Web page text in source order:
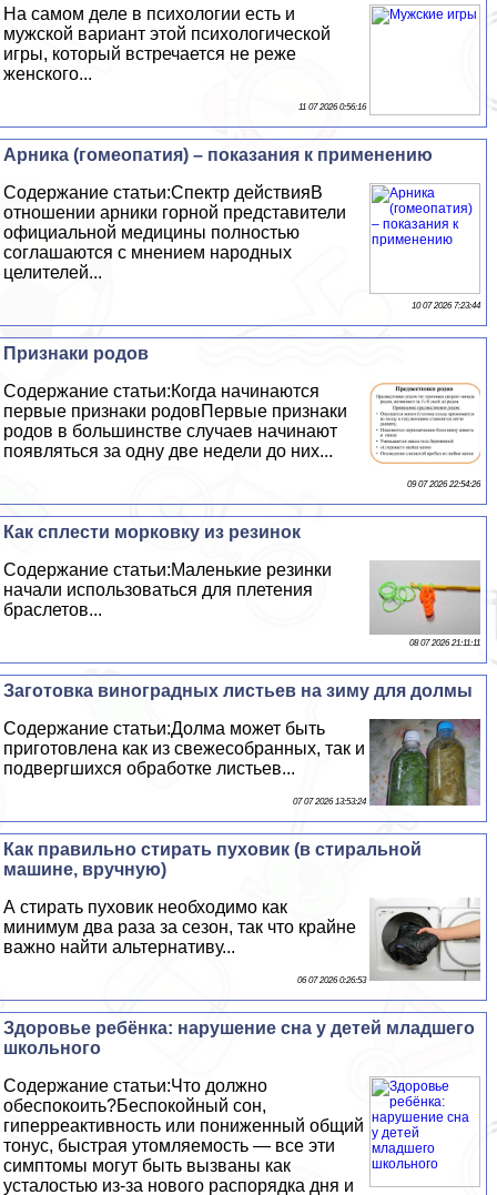
На самом деле в психологии есть и
мужской вариант этой психологической
игры, который встречается не реже
женского...
11 07 2026 0:56:16
Арника (гомеопатия) – показания к применению
Содержание статьи:Спектр действияВ
отношении арники горной представители
официальной медицины полностью
соглашаются с мнением народных
целителей...
10 07 2026 7:23:44
Признаки родов
Содержание статьи:Когда начинаются
первые признаки родовПервые признаки
родов в большинстве случаев начинают
появляться за одну две недели до них...
09 07 2026 22:54:26
Как сплести морковку из резинок
Содержание статьи:Маленькие резинки
начали использоваться для плетения
браслетов...
08 07 2026 21:11:11
Заготовка виноградных листьев на зиму для долмы
Содержание статьи:Долма может быть
приготовлена как из свежесобранных, так и
подвергшихся обработке листьев...
07 07 2026 13:53:24
Как правильно стирать пуховик (в стиральной
машине, вручную)
А стирать пуховик необходимо как
минимум два раза за сезон, так что крайне
важно найти альтернативу...
06 07 2026 0:26:53
Здоровье ребёнка: нарушение сна у детей младшего
школьного
Содержание статьи:Что должно
обеспокоить?Беспокойный сон,
гиперреактивность или пониженный общий
тонус, быстрая утомляемость — все эти
симптомы могут быть вызваны как
усталостью из-за нового распорядка дня и